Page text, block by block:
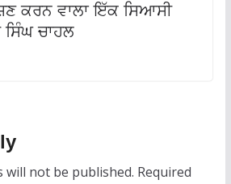
ਕਰਨ ਵਾਲਾ ਇੱਕ ਸਿਆਸੀ
ਚਾਹਲ
will not be published. Required